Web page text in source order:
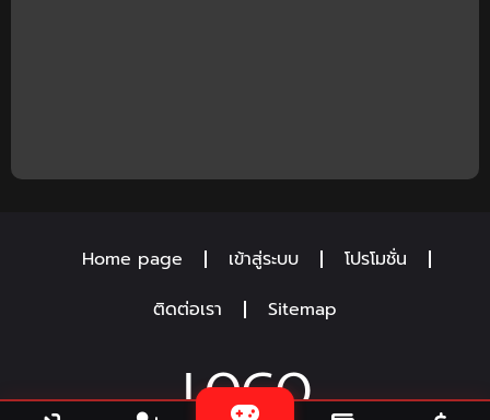
Home page เข้าสู่ระบบ
โปรโมชั่น
ติดต่อเรา
Sitemap